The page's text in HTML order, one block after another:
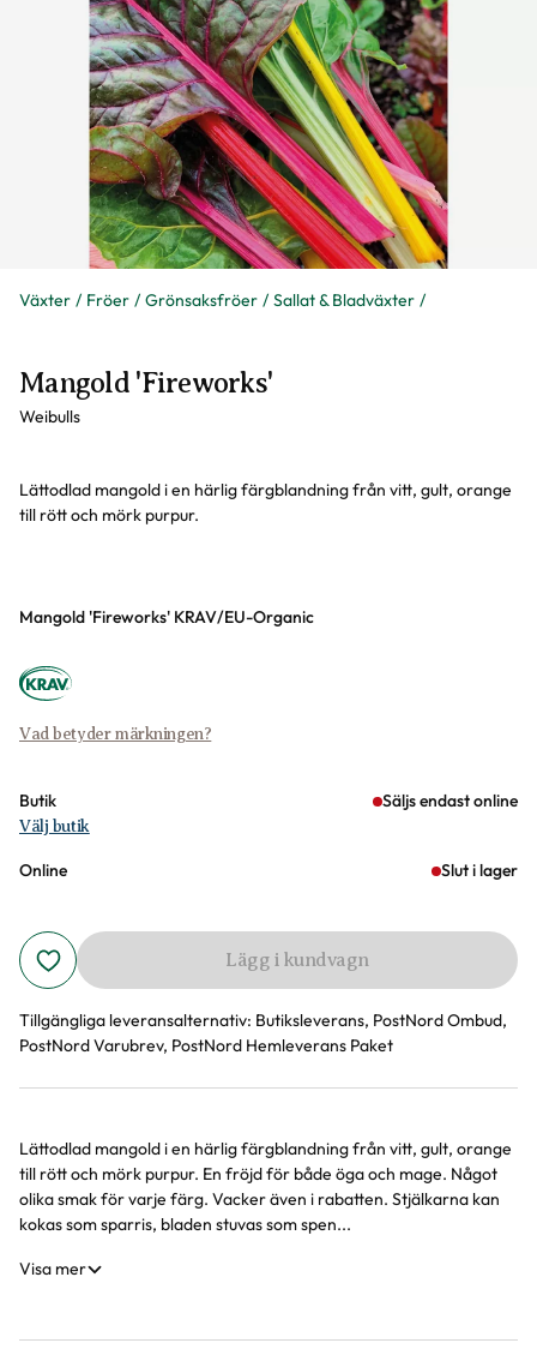
Växter Fröer Grönsaksfröer Sallat & Bladväxter
Mangold 'Fireworks'
Weibulls
Lättodlad mangold i en härlig färgblandning från vitt, gult, orange
till rött och mörk purpur.
Varianter
Mangold 'Fireworks' KRAV/EU-Organic
Vad betyder märkningen?
Butik Säljs endast online
Välj butik
Online Slut i lager
Lägg i kundvagn
Tillgängliga leveransalternativ: Butiksleverans, PostNord Ombud,
PostNord Varubrev, PostNord Hemleverans Paket
Produktinformation
Lättodlad mangold i en härlig färgblandning från vitt, gult, orange
till rött och mörk purpur. En fröjd för både öga och mage. Något
olika smak för varje färg. Vacker även i rabatten. Stjälkarna kan
kokas som sparris, bladen stuvas som spen...
Visa mer